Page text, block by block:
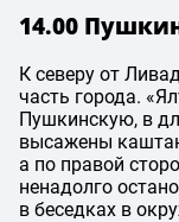
14.00
К северу от
часть города.
Пушкинскую, в
высажены
а по правой
ненадолго
в беседках в